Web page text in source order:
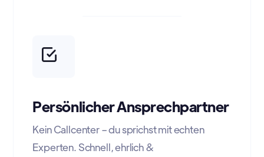
Persönlicher Ansprechpartner
Kein Callcenter – du sprichst mit echten
Experten. Schnell, ehrlich &